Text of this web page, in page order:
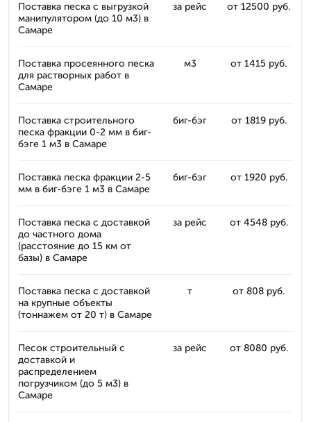
Поставка песка с выгрузкой
манипулятором (до 10 м3) в
Самаре
за рейс от 12500 руб.
Поставка просеянного песка
для растворных работ в
Самаре
м3 от 1415 руб.
Поставка строительного
песка фракции 0-2 мм в биг-
бэге 1 м3 в Самаре
биг-бэг от 1819 руб.
Поставка песка фракции 2-5
мм в биг-бэге 1 м3 в Самаре
биг-бэг от 1920 руб.
Поставка песка с доставкой
до частного дома
(расстояние до 15 км от
базы) в Самаре
за рейс от 4548 руб.
Поставка песка с доставкой
на крупные объекты
(тоннажем от 20 т) в Самаре
т от 808 руб.
Песок строительный с
доставкой и
распределением
погрузчиком (до 5 м3) в
Самаре
за рейс от 8080 руб.